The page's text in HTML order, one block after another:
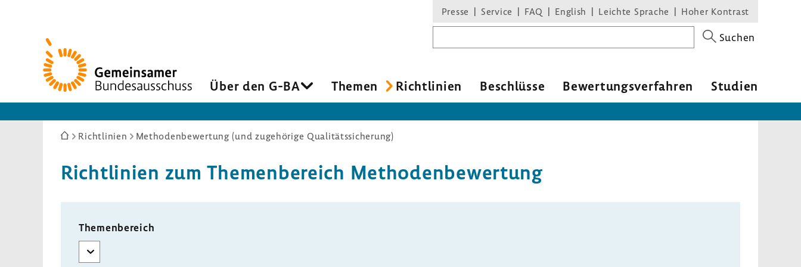
Zur
Startseite
Presse Service FAQ English Leichte Sprache Hoher Kontrast
Suchen
Über den G-BA Themen Richt­li­nien Beschlüsse Bewer­tungs­ver­fahren Studien
Sie
hier:
Richtlinien Methodenbewertung (und zugehörige Qualitätssicherung)
Richt­li­nien zum Themen­be­reich Metho­den­be­wer­tung
Themenbereich